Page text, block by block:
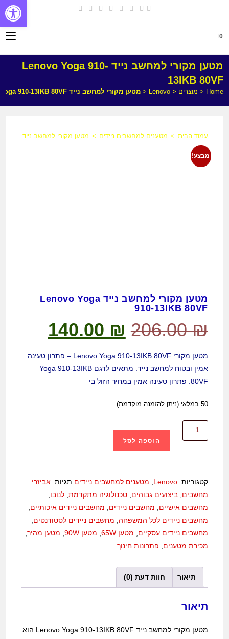
0
מטען מקורי למחשב נייד Lenovo Yoga 910-
13IKB 80VF
Home
< מוצרים <
Lenovo
<מטען מקורי למחשב נייד Lenovo Yoga 910-13IKB 80VF
עמוד הבית > מטענים למחשבים ניידים > מטען מקורי למחשב נייד Lenovo Yoga 910-13IKB 80VF
מבצע!
מטען מקורי למחשב נייד Lenovo Yoga
910-13IKB 80VF
206.00₪
140.00 ₪
מטען מקורי Lenovo Yoga 910-13IKB 80VF – פתרון טעינה
אמין ובטוח למחשב נייד. מתאים לדגם Yoga 910-13IKB
80VF. פתרון טעינה אמין במחיר הזול בי
50 במלאי (ניתן להזמנה מוקדמת)
הוספה לסל
קטגוריות:Lenovo מטענים למחשבים ניידים תגיות:אביזרי
מחשבים ,ביצועים גבוהים ,טכנולוגיה מתקדמת ,לנובו
מחשבים אישיים
מחשבים ניידים מחשבים ניידים איכותיים
מחשבים ניידים לכל המשפחה
מחשבים ניידים לסטודנטים
מחשבים ניידים עסקיים
מטען 65W מטען 90W מטען מהיר
מכירת מטענים
פתרונות חינוך
תיאור חוות דעת (0)
תיאור
מטען מקורי למחשב נייד Lenovo Yoga 910-13IKB 80VF הוא